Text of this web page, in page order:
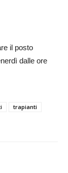
il posto
dalle ore
trapianti